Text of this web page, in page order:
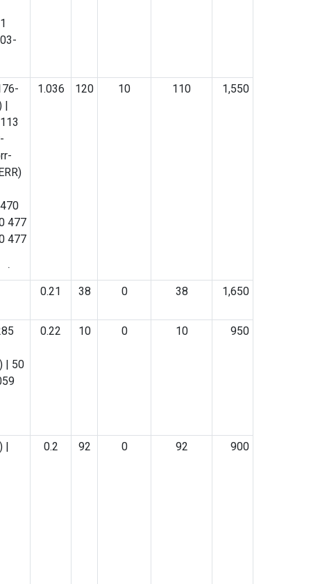
14.05.26 SHEFT Фильтры воздушные,
масляные, топливные, осушителя и
28.05.26 Stellox запасные части на
18.11.25 Stellox запасные части на
|
477
477
|
|
|
1.036 120 10 110 1,550
0.21 38 0 38 1,650
| 50
0.22 10 0 10 950
|
0.2 92 0 92 900